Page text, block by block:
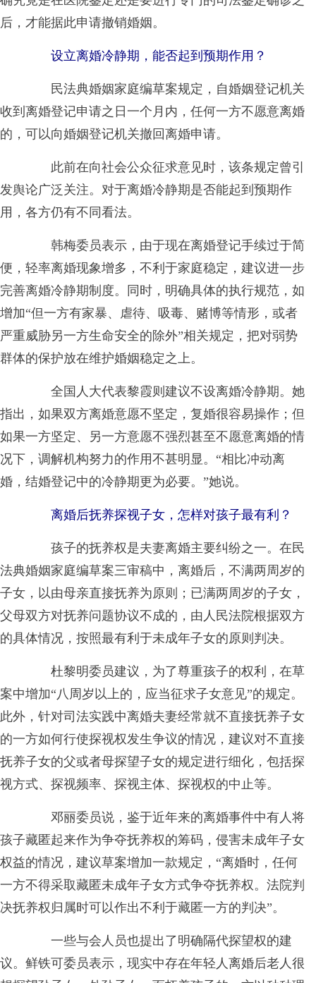
后，才能据此申请撤销婚姻。
设立离婚冷静期，能否起到预期作用？
民法典婚姻家庭编草案规定，自婚姻登记机关
收到离婚登记申请之日一个月内，任何一方不愿意离婚
的，可以向婚姻登记机关撤回离婚申请。
此前在向社会公众征求意见时，该条规定曾引
发舆论广泛关注。对于离婚冷静期是否能起到预期作
用，各方仍有不同看法。
韩梅委员表示，由于现在离婚登记手续过于简
便，轻率离婚现象增多，不利于家庭稳定，建议进一步
完善离婚冷静期制度。同时，明确具体的执行规范，如
增加“但一方有家暴、虐待、吸毒、赌博等情形，或者
严重威胁另一方生命安全的除外”相关规定，把对弱势
群体的保护放在维护婚姻稳定之上。
全国人大代表黎霞则建议不设离婚冷静期。她
指出，如果双方离婚意愿不坚定，复婚很容易操作；但
如果一方坚定、另一方意愿不强烈甚至不愿意离婚的情
况下，调解机构努力的作用不甚明显。“相比冲动离
婚，结婚登记中的冷静期更为必要。”她说。
离婚后抚养探视子女，怎样对孩子最有利？
孩子的抚养权是夫妻离婚主要纠纷之一。在民
法典婚姻家庭编草案三审稿中，离婚后，不满两周岁的
子女，以由母亲直接抚养为原则；已满两周岁的子女，
父母双方对抚养问题协议不成的，由人民法院根据双方
的具体情况，按照最有利于未成年子女的原则判决。
杜黎明委员建议，为了尊重孩子的权利，在草
案中增加“八周岁以上的，应当征求子女意见”的规定。
此外，针对司法实践中离婚夫妻经常就不直接抚养子女
的一方如何行使探视权发生争议的情况，建议对不直接
抚养子女的父或者母探望子女的规定进行细化，包括探
视方式、探视频率、探视主体、探视权的中止等。
邓丽委员说，鉴于近年来的离婚事件中有人将
孩子藏匿起来作为争夺抚养权的筹码，侵害未成年子女
权益的情况，建议草案增加一款规定，“离婚时，任何
一方不得采取藏匿未成年子女方式争夺抚养权。法院判
决抚养权归属时可以作出不利于藏匿一方的判决”。
一些与会人员也提出了明确隔代探望权的建
议。鲜铁可委员表示，现实中存在年轻人离婚后老人很